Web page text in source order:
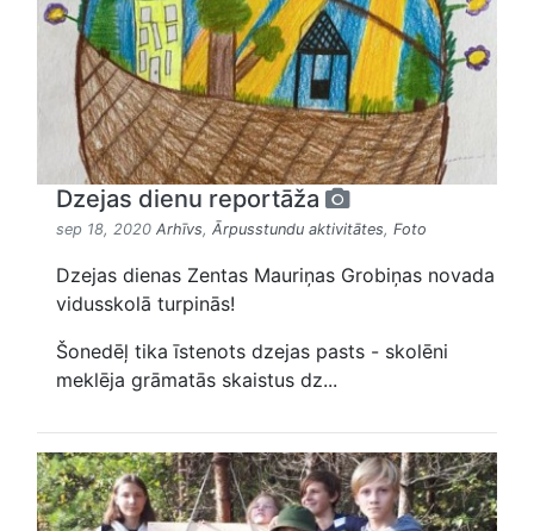
Dzejas dienu reportāža
sep 18, 2020 Arhīvs, Ārpusstundu aktivitātes, Foto
Dzejas dienas Zentas Mauriņas Grobiņas novada
vidusskolā turpinās!
Šonedēļ tika īstenots dzejas pasts - skolēni
meklēja grāmatās skaistus dz...